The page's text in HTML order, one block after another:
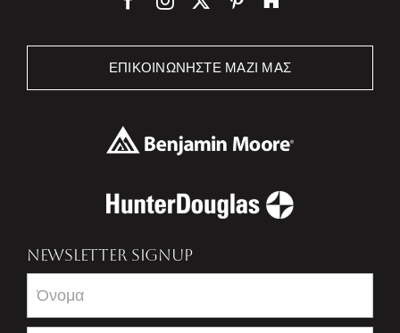
ΕΠΙΚΟΙΝΩΝΉΣΤΕ ΜΑΖΊ ΜΑΣ
NEWSLETTER SIGNUP
Newsletter